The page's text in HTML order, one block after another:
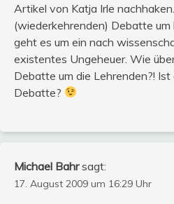
Artikel von Katja Irle
(wiederkehrenden) Debatte um
geht es um ein nach
existentes Ungeheuer. Wie
Debatte um die Lehrenden?!
Debatte?
Michael Bahr sagt:
17. August 2009 um 16:29 Uhr